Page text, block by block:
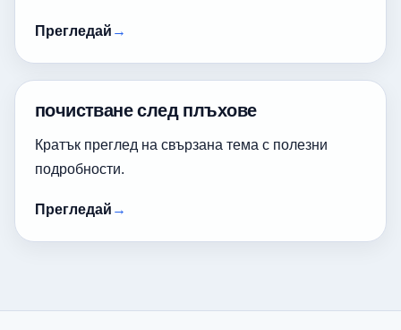
Прегледай
почистване след плъхове
Кратък преглед на свързана тема с полезни
подробности.
Прегледай